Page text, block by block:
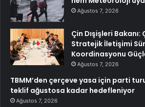
Ağustos 7, 2026
Çin Dışişleri Bakanı:
Stratejik İletişimi
Koordinasyonu
Ağustos 7, 2026
TBMM’den çerçeve yasa için parti
teklif ağustosa kadar hedefleniyor
Ağustos 7, 2026